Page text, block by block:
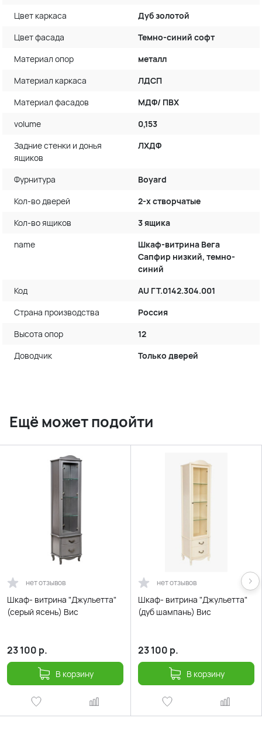
Цвет каркаса
Дуб золотой
Цвет фасада
Темно-синий софт
Материал опор
металл
Материал каркаса
ЛДСП
Материал фасадов
МДФ/ ПВХ
volume
0,153
Задние стенки и донья
ящиков
ЛХДФ
Фурнитура
Boyard
Кол-во дверей
2-х створчатые
Кол-во ящиков
3 ящика
name
Шкаф-витрина Вега
Сапфир низкий, темно-
синий
Код
AU ГТ.0142.304.001
Страна производства
Россия
Высота опор
12
Доводчик
Только дверей
Ещё может подойти
нет отзывов
Шкаф- витрина "Джульетта"
(серый ясень) Вис
23 100 р.
В корзину
нет отзывов
Шкаф- витрина "Джульетта"
(дуб шампань) Вис
23 100 р.
В корзину